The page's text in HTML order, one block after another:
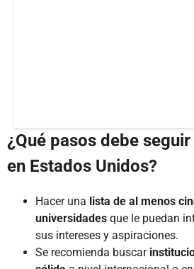
¿Qué pasos debe
en Estados Unidos?
Hacer una lista de al menos
universidades que le puedan
sus intereses y aspiraciones.
Se recomienda buscar